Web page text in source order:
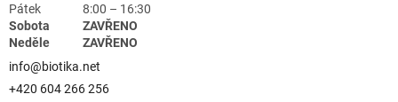
Pátek
8:00 – 16:30
Sobota
ZAVŘENO
Neděle
ZAVŘENO
info@biotika.net
+420 604 266 256